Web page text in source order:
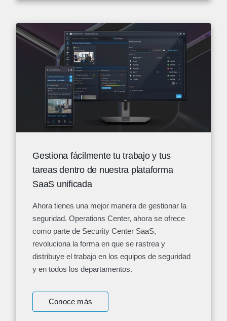
Gestiona fácilmente tu trabajo y tus
tareas dentro de nuestra plataforma
SaaS unificada
Ahora tienes una mejor manera de gestionar la
seguridad. Operations Center, ahora se ofrece
como parte de Security Center SaaS,
revoluciona la forma en que se rastrea y
distribuye el trabajo en los equipos de seguridad
y en todos los departamentos.
Conoce más